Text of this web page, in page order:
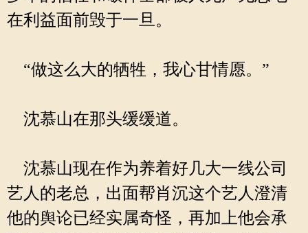
在利益面前毁于一旦。
“做这么大的牺牲，我心甘情愿。”
沈慕山在那头缓缓道。
沈慕山现在作为养着好几大一线公司
艺人的老总，出面帮肖沉这个艺人澄清
他的舆论已经实属奇怪，再加上他会承